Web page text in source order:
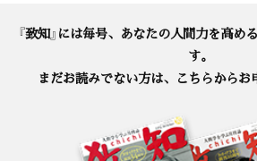
『致知』には毎号、あなたの人間力を高め
す。
まだお読みでない方は、こちらからお